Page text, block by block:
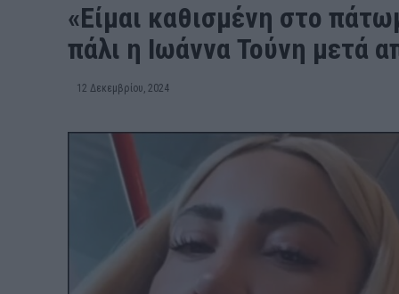
«Είμαι καθισμένη στο
πάλι η Ιωάννα Τούνη μετά
12 Δεκεμβρίου, 2024